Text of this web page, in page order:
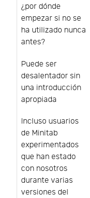
¿por dónde
empezar si no se
ha utilizado nunca
antes?
Puede ser
desalentador sin
una introducción
apropiada
Incluso usuarios
de Minitab
experimentados
que han estado
con nosotros
durante varias
versiones del